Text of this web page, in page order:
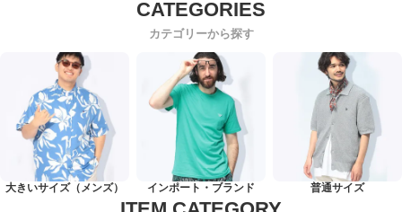
カテゴリーから探す
大きいサイズ（メンズ） インポート・ブランド 普通サイズ